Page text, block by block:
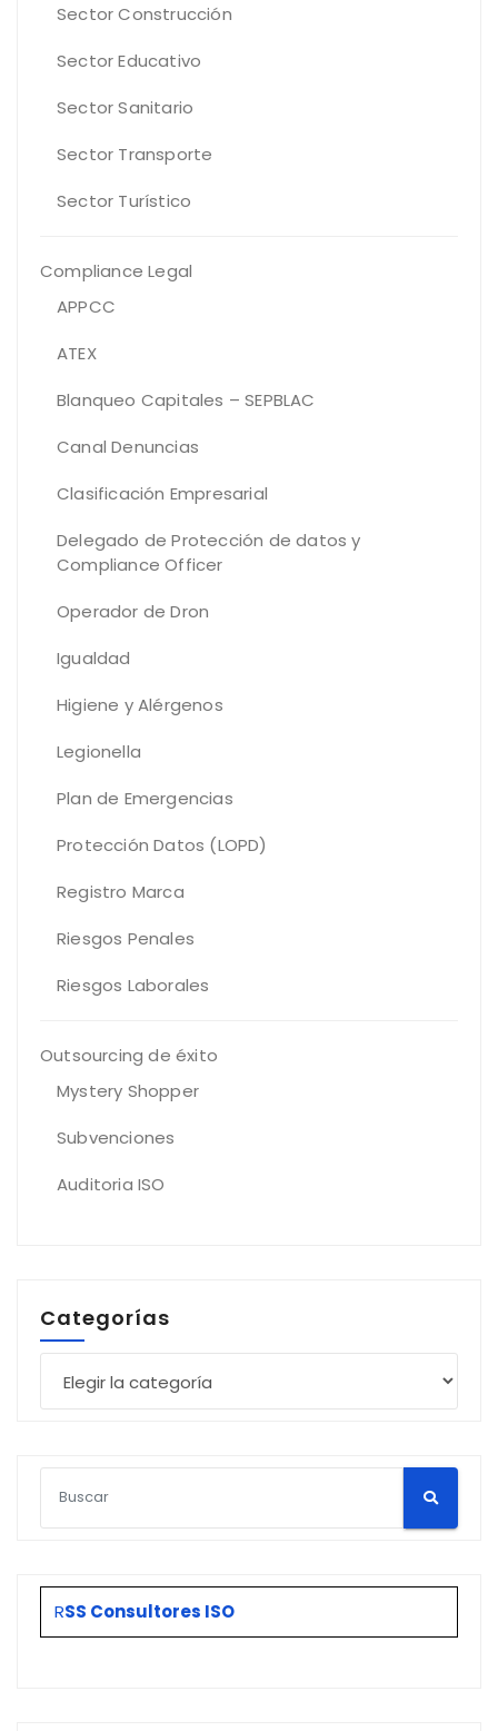
Sector Construcción
Sector Educativo
Sector Sanitario
Sector Transporte
Sector Turístico
Compliance Legal
APPCC
ATEX
Blanqueo Capitales – SEPBLAC
Canal Denuncias
Clasificación Empresarial
Delegado de Protección de datos y
Compliance Officer
Operador de Dron
Igualdad
Higiene y Alérgenos
Legionella
Plan de Emergencias
Protección Datos (LOPD)
Registro Marca
Riesgos Penales
Riesgos Laborales
Outsourcing de éxito
Mystery Shopper
Subvenciones
Auditoria ISO
Categorías
RSS Consultores ISO